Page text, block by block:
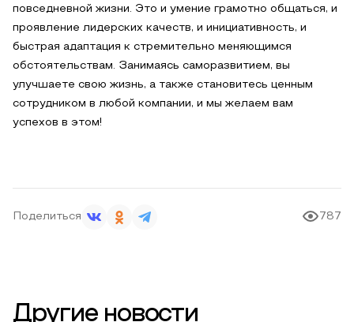
повседневной жизни. Это и умение грамотно общаться, и
проявление лидерских качеств, и инициативность, и
быстрая адаптация к стремительно меняющимся
обстоятельствам. Занимаясь саморазвитием, вы
улучшаете свою жизнь, а также становитесь ценным
сотрудником в любой компании, и мы желаем вам
успехов в этом!
Поделиться 787
Другие новости